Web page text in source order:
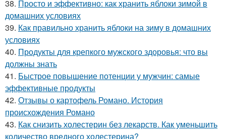
38. Просто и эффективно: как хранить яблоки зимой в
домашних условиях
39. Как правильно хранить яблоки на зиму в домашних
условиях
40. Продукты для крепкого мужского здоровья: что вы
должны знать
41. Быстрое повышение потенции у мужчин: самые
эффективные продукты
42. Отзывы о картофель Романо. История
происхождения Романо
43. Как снизить холестерин без лекарств. Как уменьшить
количество вредного холестерина?